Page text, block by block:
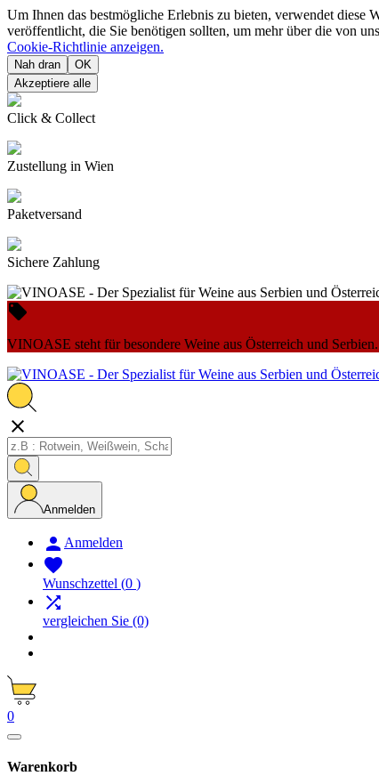
Um Ihnen das bestmögliche Erlebnis zu bieten, verwendet
veröffentlicht, die Sie benötigen sollten, um mehr über die von
Cookie-Richtlinie anzeigen.
Nah dran
OK
Akzeptiere alle
Click & Collect
Zustellung in Wien
Paketversand
Sichere Zahlung

VINOASE steht für besondere Weine aus Österreich und

Anmelden
 Anmelden

Wunschzettel (0 )

vergleichen Sie (0)
0
Warenkorb